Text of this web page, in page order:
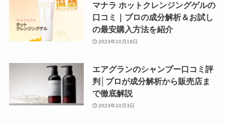
マナラ ホットクレンジングゲルの
口コミ｜プロの成分解析＆お試し
の最安購入方法を紹介
2023年10月19日
エアグランのシャンプー口コミ評
判│プロが成分解析から販売店ま
で徹底解説
2023年10月3日